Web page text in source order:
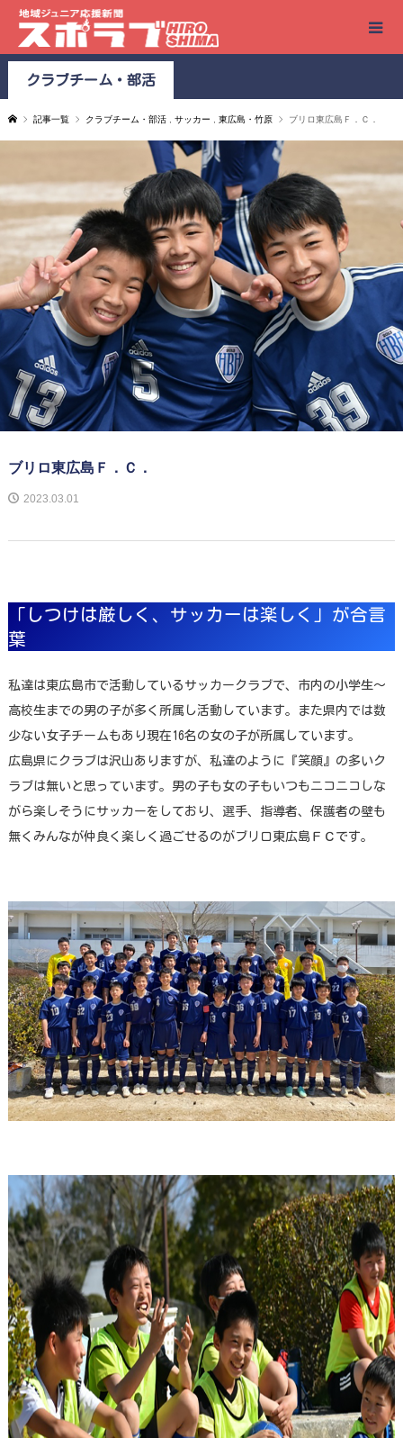
クラブチーム・部活
記事一覧 クラブチーム・部活 ,サッカー ,東広島・竹原 ブリロ東広島Ｆ．Ｃ．
ブリロ東広島Ｆ．Ｃ．
2023.03.01
「しつけは厳しく、サッカーは楽しく」が合言
葉
私達は東広島市で活動しているサッカークラブで、市内の小学生〜
高校生までの男の子が多く所属し活動しています。また県内では数
少ない女子チームもあり現在16名の女の子が所属しています。
広島県にクラブは沢山ありますが、私達のように『笑顔』の多いク
ラブは無いと思っています。男の子も女の子もいつもニコニコしな
がら楽しそうにサッカーをしており、選手、指導者、保護者の壁も
無くみんなが仲良く楽しく過ごせるのがブリロ東広島ＦＣです。